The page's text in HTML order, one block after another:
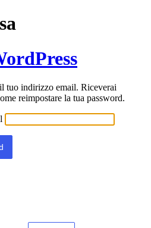
tuo indirizzo email. Riceverai
reimpostare la tua password.